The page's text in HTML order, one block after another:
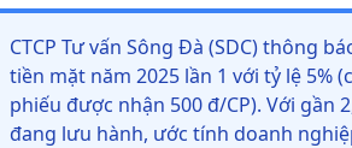
CTCP Tư vấn Sông Đà (SDC) thông
tiền mặt năm 2025 lần 1 với tỷ lệ 5%
phiếu được nhận 500 đ/CP). Với gần
đang lưu hành, ước tính doanh